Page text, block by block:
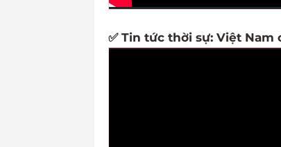
✅ Tin tức thời sự: Việt